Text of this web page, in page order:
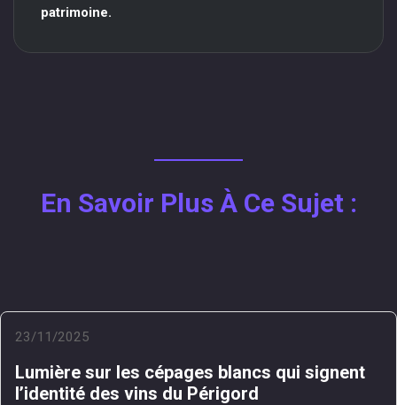
patrimoine.
En Savoir Plus À Ce Sujet :
23/11/2025
Lumière sur les cépages blancs qui signent
l’identité des vins du Périgord